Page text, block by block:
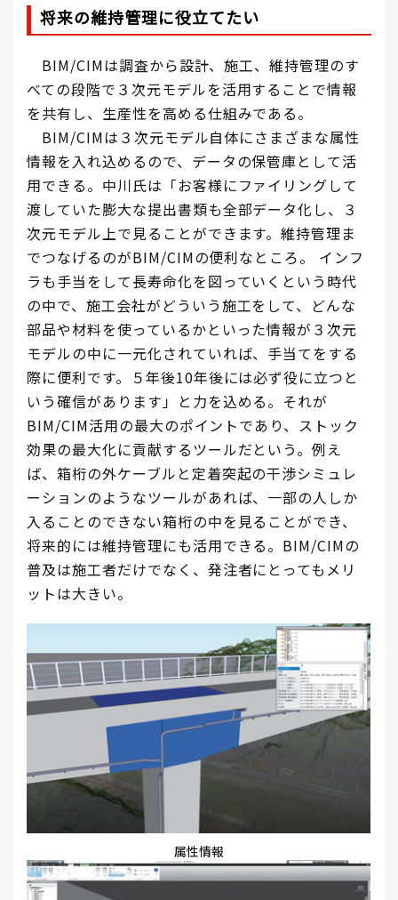
将来の維持管理に役立てたい
BIM/CIMは調査から設計、施工、維持管理のす
べての段階で３次元モデルを活用することで情報
を共有し、生産性を高める仕組みである。
BIM/CIMは３次元モデル自体にさまざまな属性
情報を入れ込めるので、データの保管庫として活
用できる。中川氏は「お客様にファイリングして
渡していた膨大な提出書類も全部データ化し、３
次元モデル上で見ることができます。維持管理ま
でつなげるのがBIM/CIMの便利なところ。 インフ
ラも手当をして長寿命化を図っていくという時代
の中で、施工会社がどういう施工をして、どんな
部品や材料を使っているかといった情報が３次元
モデルの中に一元化されていれば、手当てをする
際に便利です。５年後10年後には必ず役に立つと
いう確信があります」と力を込める。それが
BIM/CIM活用の最大のポイントであり、ストック
効果の最大化に貢献するツールだという。例え
ば、箱桁の外ケーブルと定着突起の干渉シミュレ
ーションのようなツールがあれば、一部の人しか
入ることのできない箱桁の中を見ることができ、
将来的には維持管理にも活用できる。BIM/CIMの
普及は施工者だけでなく、発注者にとってもメリ
ットは大きい。
属性情報